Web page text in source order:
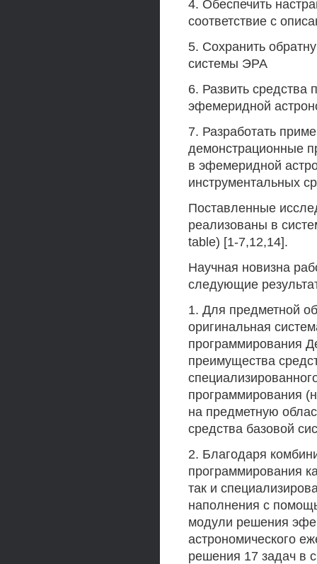
4. Обеспечить
соответствие с
5. Сохранить
системы ЭРА
6. Развить средства
эфемеридной
7. Разработать
демонстрационные
в эфемеридной
инструментальных
Поставленные
реализованы в
table) [1-7,12,14].
Научная новизна
следующие
1. Для предметной
оригинальная
программирования
преимущества
программирования
на предметную
средства базовой
2. Благодаря
программирования
так и
наполнения с
модули решения
астрономического
решения 17 задач в